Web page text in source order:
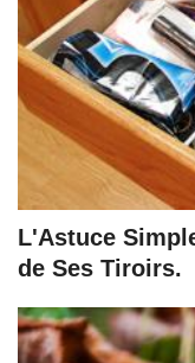
L'Astuce
de Ses Tiroirs.